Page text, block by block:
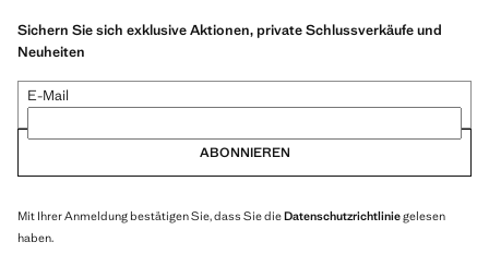
Sichern Sie sich exklusive Aktionen, private Schlussverkäufe und
Neuheiten
E-Mail
ABONNIEREN
Mit Ihrer Anmeldung bestätigen Sie, dass Sie dieDatenschutzrichtliniegelesen
haben.